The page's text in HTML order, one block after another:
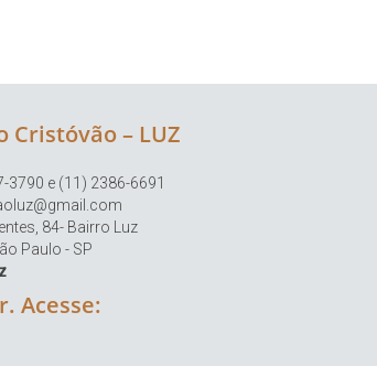
Cristóvão – LUZ
3790 e (11) 2386-6691
84- Bairro Luz
Paulo - SP
Acesse: